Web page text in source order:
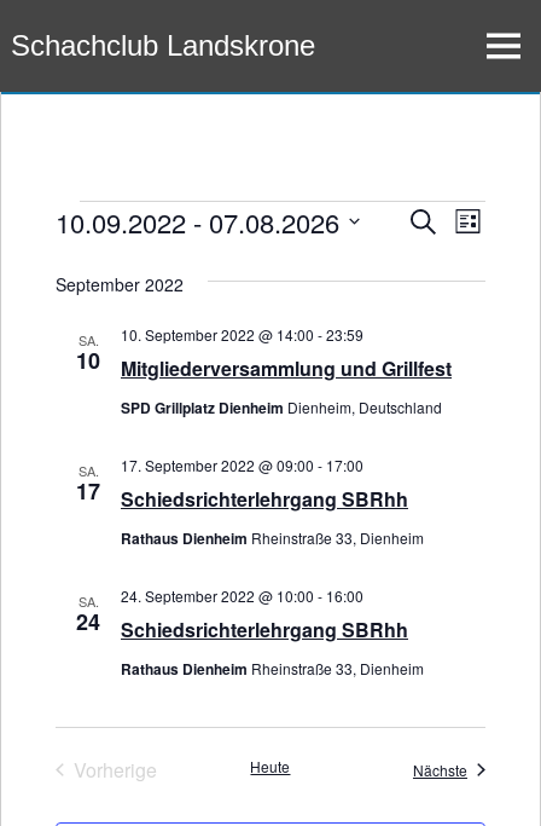
Inhalt
springen
Schachclub Landskrone Menü
Veranstaltungen
Suche
Suche
Liste
10.09.2022 - 07.08.2026
wählen.
September 2022
SA.
10 Mitgliederversammlung und Grillfest
10. September 2022 @ 14:00 -23:59
SPD Grillplatz Dienheim Dienheim, Deutschland
SA.
17 Schiedsrichterlehrgang SBRhh
17. September 2022 @ 09:00 - 17:00
Rathaus Dienheim Rheinstraße 33, Dienheim
SA.
24 Schiedsrichterlehrgang SBRhh
24. September 2022 @ 10:00 - 16:00
Rathaus Dienheim Rheinstraße 33, Dienheim
Vorherige
Heute Nächste